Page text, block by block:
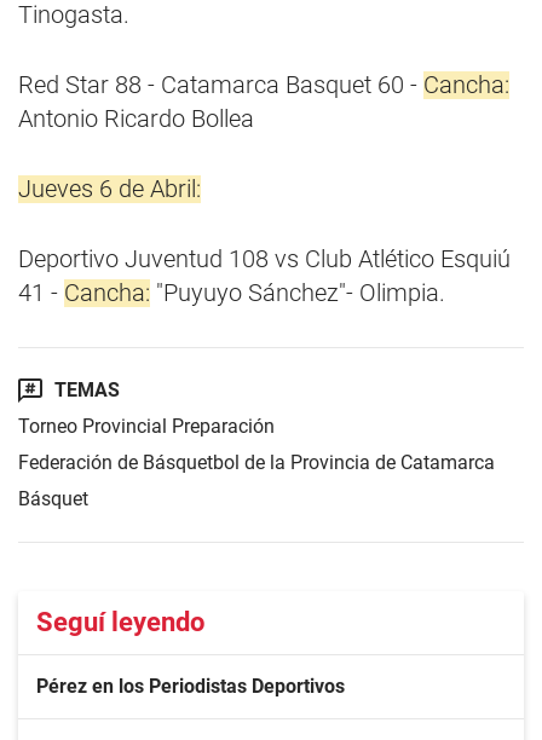
Tinogasta.
Red Star 88 - Catamarca Basquet 60 - Cancha:
Antonio Ricardo Bollea
Jueves 6 de Abril:
Deportivo Juventud 108 vs Club Atlético Esquiú
41 - Cancha: "Puyuyo Sánchez"- Olimpia.
TEMAS
Torneo Provincial Preparación
Federación de Básquetbol de la Provincia de Catamarca
Básquet
Seguí leyendo
Pérez en los Periodistas Deportivos